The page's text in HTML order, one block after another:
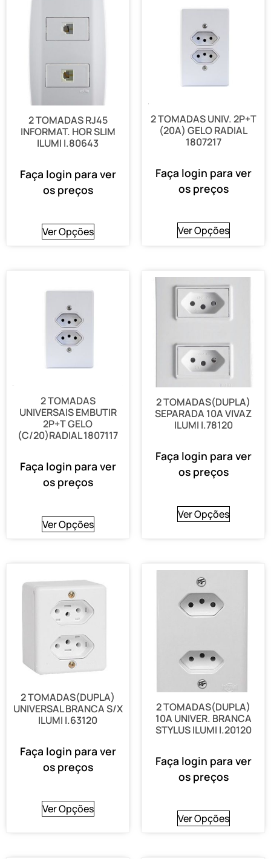
2 TOMADAS RJ45
INFORMAT. HOR SLIM
ILUMI I.80643
Faça login para ver
os preços
Ver Opções
2 TOMADAS UNIV. 2P+T
(20A) GELO RADIAL
1807217
Faça login para ver
os preços
Ver Opções
2 TOMADAS
UNIVERSAIS EMBUTIR
2P+T GELO
(C/20)RADIAL 1807117
Faça login para ver
os preços
Ver Opções
2 TOMADAS(DUPLA)
SEPARADA 10A VIVAZ
ILUMI I.78120
Faça login para ver
os preços
Ver Opções
2 TOMADAS(DUPLA)
UNIVERSAL BRANCA S/X
ILUMI I.63120
Faça login para ver
os preços
Ver Opções
2 TOMADAS(DUPLA)
10A UNIVER. BRANCA
STYLUS ILUMI I.20120
Faça login para ver
os preços
Ver Opções